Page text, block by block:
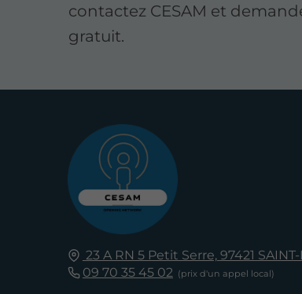
contactez CESAM et
gratuit.
23 A RN 5 Petit Serre, 97421
09 70 35 45 02